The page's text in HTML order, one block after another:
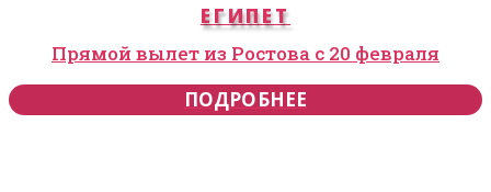
ЕГИПЕТ
Прямой вылет из Ростова с 20 февраля
ПОДРОБНЕЕ